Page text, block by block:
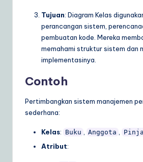
Tujuan: Diagram Kelas
perancangan sistem,
pembuatan kode. Mereka
memahami struktur sistem dan
implementasinya.
Contoh
Pertimbangkan sistem manajemen
sederhana:
Kelas: Buku Anggota
Atribut: